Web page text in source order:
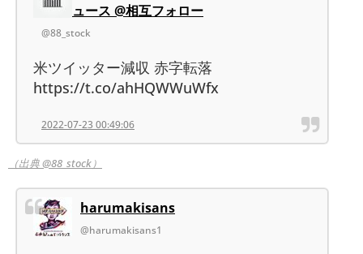
ュース @相互フォロー
@88_stock
米ツイッター減収 赤字転落
https://t.co/ahHQWWuWfx
2022-07-23 00:49:06
（出典 @88_stock）
harumakisans
@harumakisans1